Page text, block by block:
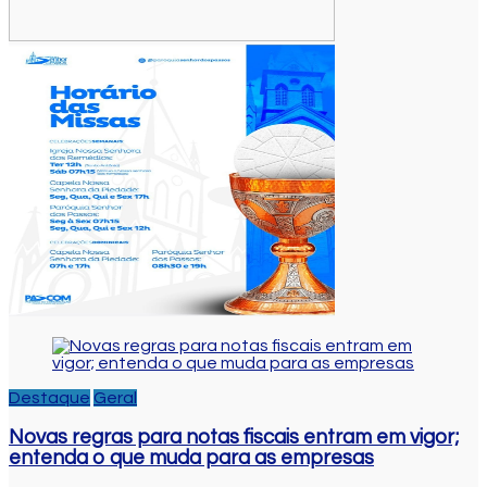
Destaque Geral
Novas regras para notas fiscais entram em vigor;
entenda o que muda para as empresas